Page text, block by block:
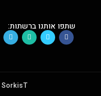
שתפו אותנו ברשתות:
SorkisT